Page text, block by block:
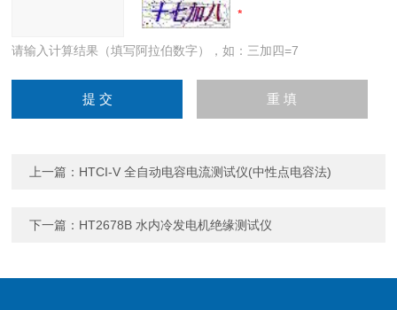
请输入计算结果（填写阿拉伯数字），如：三加四=7
上一篇： HTCI-V 全自动电容电流测试仪(中性点电容法)
下一篇： HT2678B 水内冷发电机绝缘测试仪